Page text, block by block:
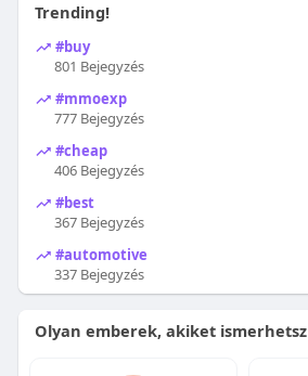
Trending!
#buy
801 Bejegyzés
#mmoexp
777 Bejegyzés
#cheap
406 Bejegyzés
#best
367 Bejegyzés
#automotive
337 Bejegyzés
Olyan emberek, akiket ismerhetsz